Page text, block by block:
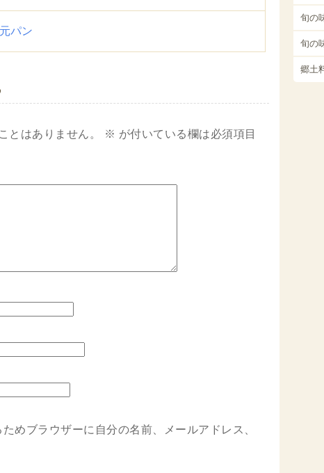
パン
とはありません。 ※ が付いている欄は必須項目
めブラウザーに自分の名前、メールアドレス、
旬の
旬の
郷土